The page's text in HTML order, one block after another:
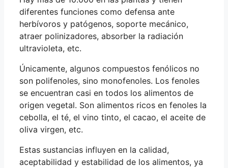
diferentes funciones como defensa ante
herbívoros y patógenos, soporte mecánico,
atraer polinizadores, absorber la radiación
ultravioleta, etc.
Únicamente, algunos compuestos fenólicos no
son polifenoles, sino monofenoles. Los fenoles
se encuentran casi en todos los alimentos de
origen vegetal. Son alimentos ricos en fenoles la
cebolla, el té, el vino tinto, el cacao, el aceite de
oliva virgen, etc.
Estas sustancias influyen en la calidad,
aceptabilidad y estabilidad de los alimentos, ya